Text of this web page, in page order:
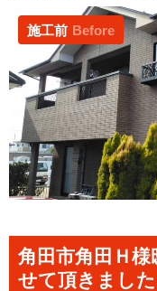
施工前 Before
角田市角田Ｈ
せて頂きまし